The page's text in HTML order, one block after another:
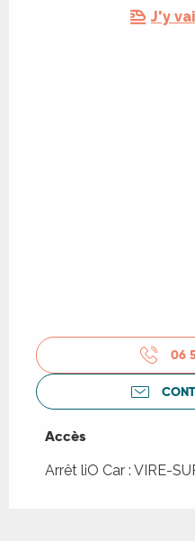
J'y
06
Accès
Accès
Arrêt liO Car : VIRE-